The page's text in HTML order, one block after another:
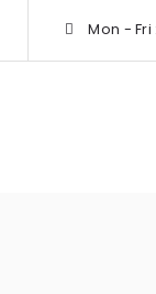
Mon - Fri